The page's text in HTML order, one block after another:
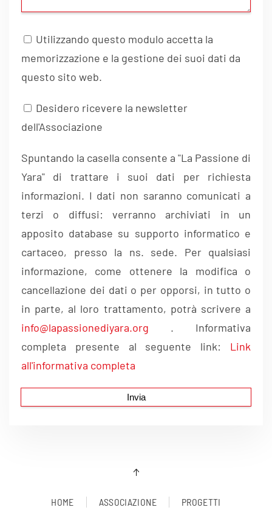
Utilizzando questo modulo accetta la
memorizzazione e la gestione dei suoi dati da
questo sito web.
Desidero ricevere la newsletter
dell'Associazione
Spuntando la casella consente a "La Passione di
Yara" di trattare i suoi dati per richiesta
informazioni. I dati non saranno comunicati a
terzi o diffusi: verranno archiviati in un
apposito database su supporto informatico e
cartaceo, presso la ns. sede. Per qualsiasi
informazione, come ottenere la modifica o
cancellazione dei dati o per opporsi, in tutto o
in parte, al loro trattamento, potrà scrivere a
info@lapassionediyara.org . Informativa
completa presente al seguente link: Link
all'informativa completa
HOME ASSOCIAZIONE
PROGETTI